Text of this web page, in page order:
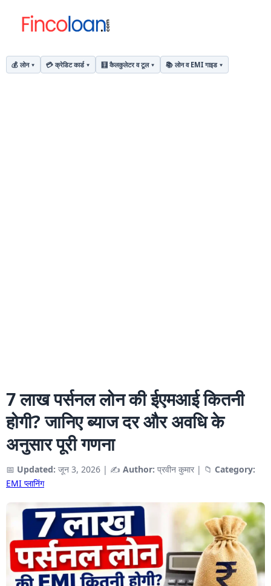
💰 लोन 💳 क्रेडिट कार्ड 🧮 कैलकुलेटर व टूल 📚 लोन व EMI गाइड
7 लाख पर्सनल लोन की ईएमआई कितनी
होगी? जानिए ब्याज दर और अवधि के
अनुसार पूरी गणना
📅 Updated: जून 3, 2026 | ✍️ Author: प्रवीन कुमार | 📁 Category:
EMI प्लानिंग